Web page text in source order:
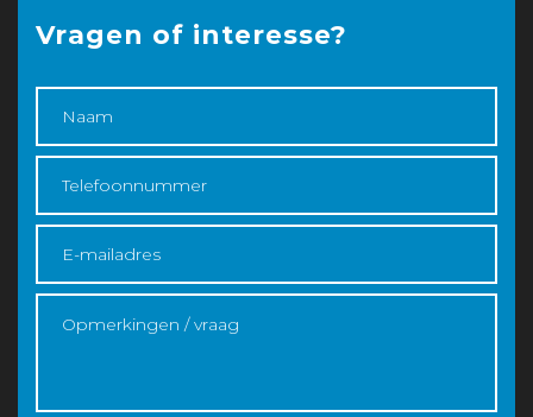
Vragen of interesse?